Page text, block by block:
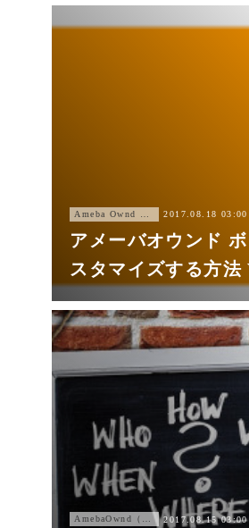
2017.08.18 03:00
アメーバオウンド
スタマイズする方法
AmebaOwnd（アメーバオウンド）） 2017.08.15 03:00